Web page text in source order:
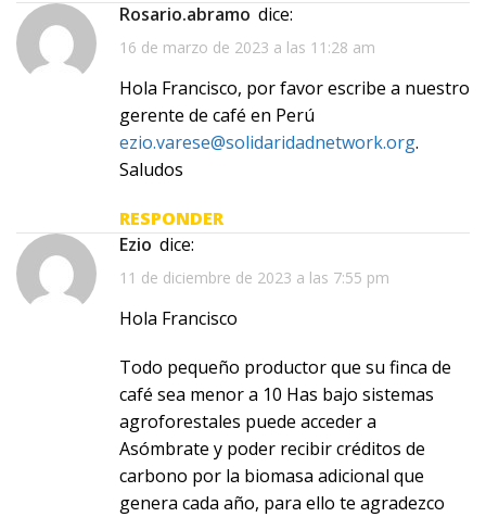
rosario.abramo dice:
16 de marzo de 2023 a las 11:28 am
Hola Francisco, por favor escribe a nuestro
gerente de café en Perú
ezio.varese@solidaridadnetwork.org.
Saludos
RESPONDER
Ezio dice:
11 de diciembre de 2023 a las 7:55 pm
Hola Francisco
Todo pequeño productor que su finca de
café sea menor a 10 Has bajo sistemas
agroforestales puede acceder a
Asómbrate y poder recibir créditos de
carbono por la biomasa adicional que
genera cada año, para ello te agradezco